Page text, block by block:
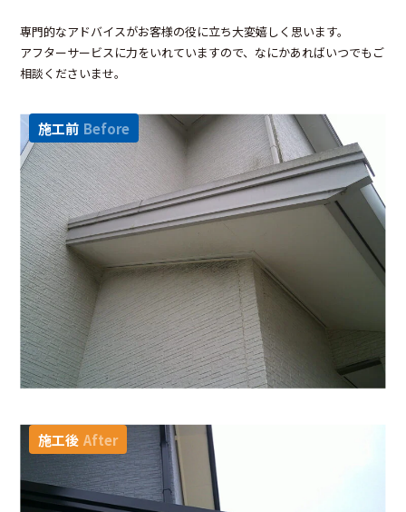
専門的なアドバイスがお客様の役に立ち大変嬉しく思います。
アフターサービスに力をいれていますので、なにかあればいつでもご
相談くださいませ。
施工前 Before
施工後 After